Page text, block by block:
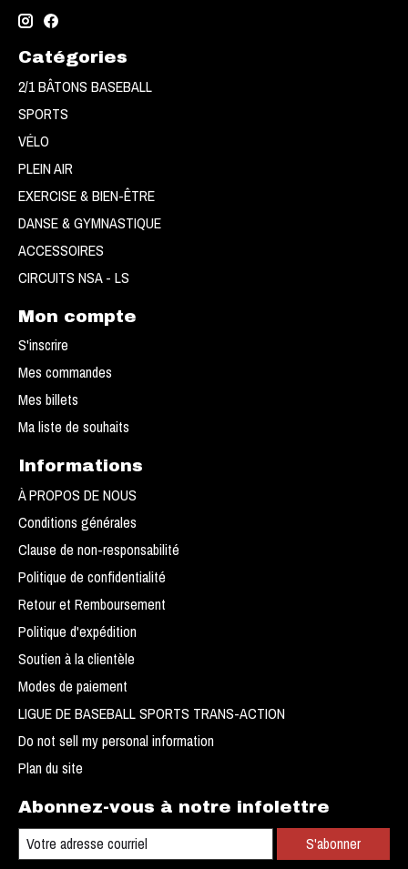
Catégories
2/1 BÂTONS BASEBALL
SPORTS
VÉLO
PLEIN AIR
EXERCISE & BIEN-ÊTRE
DANSE & GYMNASTIQUE
ACCESSOIRES
CIRCUITS NSA - LS
Mon compte
S'inscrire
Mes commandes
Mes billets
Ma liste de souhaits
Informations
À PROPOS DE NOUS
Conditions générales
Clause de non-responsabilité
Politique de confidentialité
Retour et Remboursement
Politique d'expédition
Soutien à la clientèle
Modes de paiement
LIGUE DE BASEBALL SPORTS TRANS-ACTION
Do not sell my personal information
Plan du site
Abonnez-vous à notre infolettre
S'abonner